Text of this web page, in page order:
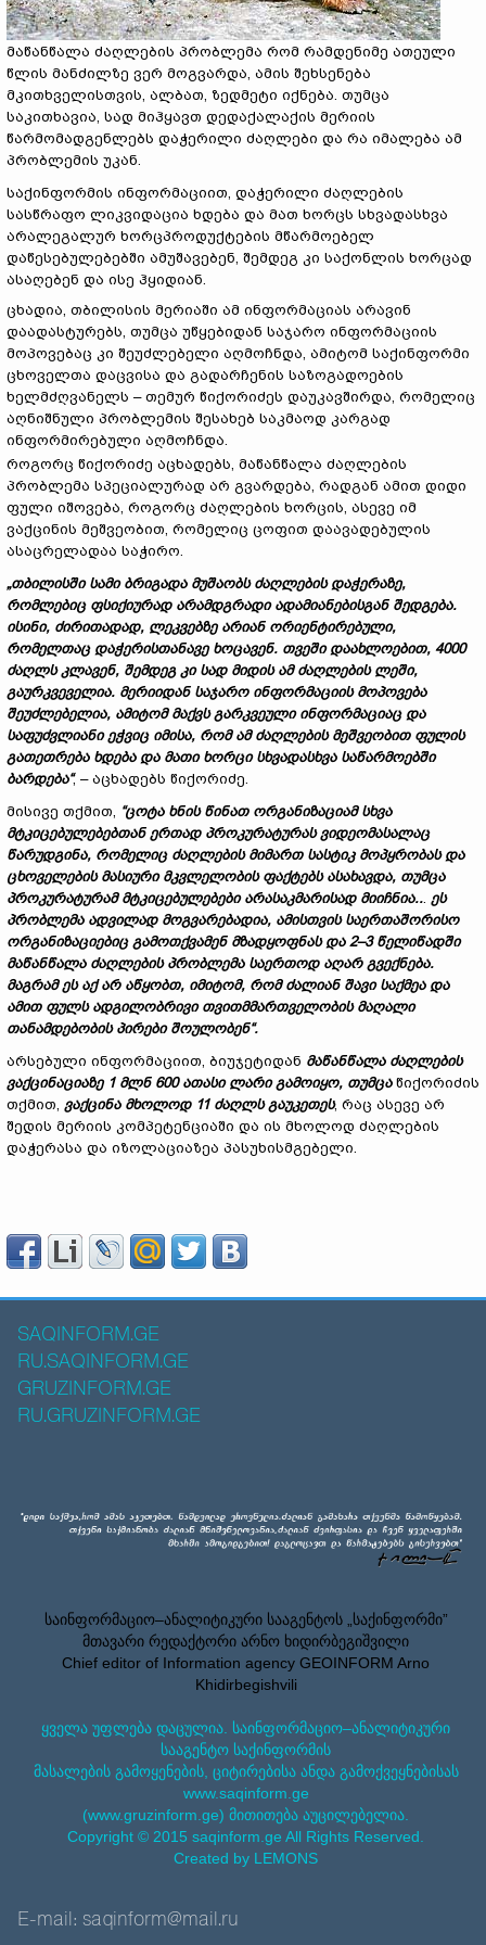
მაწანწალა ძაღლების პრობლემა რომ რამდენიმე ათეული
წლის მანძილზე ვერ მოგვარდა, ამის შეხსენება
მკითხველისთვის, ალბათ, ზედმეტი იქნება. თუმცა
საკითხავია, სად მიჰყავთ დედაქალაქის მერიის
წარმომადგენლებს დაჭერილი ძაღლები და რა იმალება ამ
პრობლემის უკან.
საქინფორმის ინფორმაციით, დაჭერილი ძაღლების
სასწრაფო ლიკვიდაცია ხდება და მათ ხორცს სხვადასხვა
არალეგალურ ხორცპროდუქტების მწარმოებელ
დაწესებულებებში ამუშავებენ, შემდეგ კი საქონლის ხორცად
ასაღებენ და ისე ჰყიდიან.
ცხადია, თბილისის მერიაში ამ ინფორმაციას არავინ
დაადასტურებს, თუმცა უწყებიდან საჯარო ინფორმაციის
მოპოვებაც კი შეუძლებელი აღმოჩნდა, ამიტომ საქინფორმი
ცხოველთა დაცვისა და გადარჩენის საზოგადოების
ხელმძღვანელს – თემურ წიქორიძეს დაუკავშირდა, რომელიც
აღნიშნული პრობლემის შესახებ საკმაოდ კარგად
ინფორმირებული აღმოჩნდა.
როგორც წიქორიძე აცხადებს, მაწანწალა ძაღლების
პრობლემა სპეციალურად არ გვარდება, რადგან ამით დიდი
ფული იშოვება, როგორც ძაღლების ხორცის, ასევე იმ
ვაქცინის მეშვეობით, რომელიც ცოფით დაავადებულის
ასაცრელადაა საჭირო.
„თბილისში სამი ბრიგადა მუშაობს ძაღლების დაჭერაზე,
რომლებიც ფსიქიურად არამდგრადი ადამიანებისგან შედგება.
ისინი, ძირითადად, ლეკვებზე არიან ორიენტირებული,
რომელთაც დაჭერისთანავე ხოცავენ. თვეში დაახლოებით, 4000
ძაღლს კლავენ, შემდეგ კი სად მიდის ამ ძაღლების ლეში,
გაურკვეველია. მერიიდან საჯარო ინფორმაციის მოპოვება
შეუძლებელია, ამიტომ მაქვს გარკვეული ინფორმაციაც და
საფუძვლიანი ეჭვიც იმისა, რომ ამ ძაღლების მეშვეობით ფულის
გათეთრება ხდება და მათი ხორცი სხვადასხვა საწარმოებში
ბარდება“, – აცხადებს წიქორიძე.
მისივე თქმით, “ცოტა ხნის წინათ ორგანიზაციამ სხვა
მტკიცებულებებთან ერთად პროკურატურას ვიდეომასალაც
წარუდგინა, რომელიც ძაღლების მიმართ სასტიკ მოპყრობას და
ცხოველების მასიური მკვლელობის ფაქტებს ასახავდა, თუმცა
პროკურატურამ მტკიცებულებები არასაკმარისად მიიჩნია... ეს
პრობლემა ადვილად მოგვარებადია, ამისთვის საერთაშორისო
ორგანიზაციებიც გამოთქვამენ მზადყოფნას და 2–3 წელიწადში
მაწანწალა ძაღლების პრობლემა საერთოდ აღარ გვექნება.
მაგრამ ეს აქ არ აწყობთ, იმიტომ, რომ ძალიან შავი საქმეა და
ამით ფულს ადგილობრივი თვითმმართველობის მაღალი
თანამდებობის პირები შოულობენ“.
არსებული ინფორმაციით, ბიუჯეტიდან მაწანწალა ძაღლების
ვაქცინაციაზე 1 მლნ 600 ათასი ლარი გამოიყო, თუმცა წიქორიძის
თქმით, ვაქცინა მხოლოდ 11 ძაღლს გაუკეთეს, რაც ასევე არ
შედის მერიის კომპეტენციაში და ის მხოლოდ ძაღლების
დაჭერასა და იზოლაციაზეა პასუხისმგებელი.
SAQINFORM.GE
RU.SAQINFORM.GE
GRUZINFORM.GE
RU.GRUZINFORM.GE
საინფორმაციო–ანალიტიკური სააგენტოს „საქინფორმი”
მთავარი რედაქტორი არნო ხიდირბეგიშვილი
Chief editor of Information agency GEOINFORM Arno
Khidirbegishvili
ყველა უფლება დაცულია. საინფორმაციო–ანალიტიკური
სააგენტო საქინფორმის
მასალების გამოყენების, ციტირებისა ანდა გამოქვეყნებისას
www.saqinform.ge
(www.gruzinform.ge) მითითება აუცილებელია.
Copyright © 2015 saqinform.ge All Rights Reserved.
Created by LEMONS
E-mail: saqinform@mail.ru